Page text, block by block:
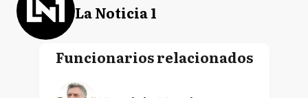
La Noticia 1
Funcionarios relacionados